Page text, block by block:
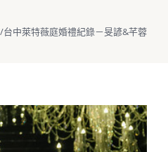
台中萊特薇庭婚禮紀錄－旻諺&芊蓉